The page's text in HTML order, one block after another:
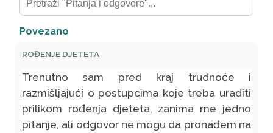
Povezano
ROĐENJE DJETETA
Trenutno sam pred kraj trudnoće i
razmišljajući o postupcima koje treba uraditi
prilikom rođenja djeteta, zanima me jedno
pitanje, ali odgovor ne mogu da pronađem na